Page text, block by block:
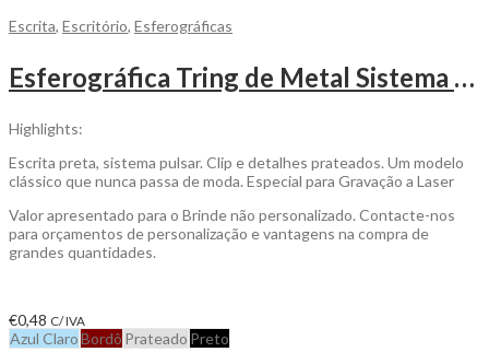
Escrita, Escritório, Esferográficas
Esferográfica Tring de Metal Sistema Pulsar para Personalizar
Highlights:
Escrita preta, sistema pulsar. Clip e detalhes prateados. Um modelo
clássico que nunca passa de moda. Especial para Gravação a Laser
Valor apresentado para o Brinde não personalizado. Contacte-nos
para orçamentos de personalização e vantagens na compra de
grandes quantidades.
€0,48 C/ IVA
Azul ClaroBordô Prateado Preto